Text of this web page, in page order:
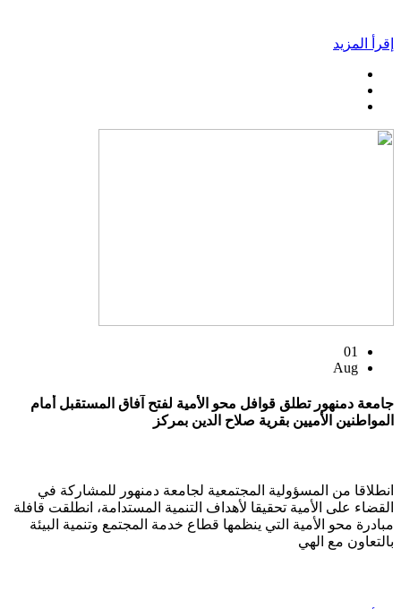
إقرأ المزيد
01
Aug
جامعة دمنهور تطلق قوافل محو الأمية لفتح آفاق المستقبل أمام
المواطنين الأميين بقرية صلاح الدين بمركز
انطلاقا من المسؤولية المجتمعية لجامعة دمنهور للمشاركة في
القضاء على الأمية تحقيقا لأهداف التنمية المستدامة، انطلقت قافلة
مبادرة محو الأمية التي ينظمها قطاع خدمة المجتمع وتنمية البيئة
بالتعاون مع الهي